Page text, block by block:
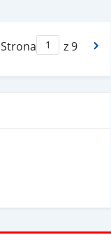
Strona
Max Stronaz 9